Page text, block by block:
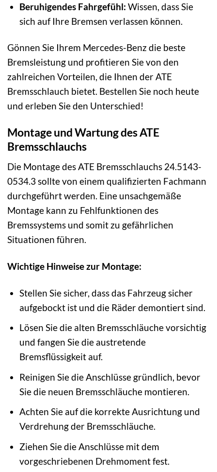
Beruhigendes Fahrgefühl: Wissen, dass Sie
sich auf Ihre Bremsen verlassen können.
Gönnen Sie Ihrem Mercedes-Benz die beste
Bremsleistung und profitieren Sie von den
zahlreichen Vorteilen, die Ihnen der ATE
Bremsschlauch bietet. Bestellen Sie noch heute
und erleben Sie den Unterschied!
Montage und Wartung des ATE
Bremsschlauchs
Die Montage des ATE Bremsschlauchs 24.5143-
0534.3 sollte von einem qualifizierten Fachmann
durchgeführt werden. Eine unsachgemäße
Montage kann zu Fehlfunktionen des
Bremssystems und somit zu gefährlichen
Situationen führen.
Wichtige Hinweise zur Montage:
Stellen Sie sicher, dass das Fahrzeug sicher
aufgebockt ist und die Räder demontiert sind.
Lösen Sie die alten Bremsschläuche vorsichtig
und fangen Sie die austretende
Bremsflüssigkeit auf.
Reinigen Sie die Anschlüsse gründlich, bevor
Sie die neuen Bremsschläuche montieren.
Achten Sie auf die korrekte Ausrichtung und
Verdrehung der Bremsschläuche.
Ziehen Sie die Anschlüsse mit dem
vorgeschriebenen Drehmoment fest.